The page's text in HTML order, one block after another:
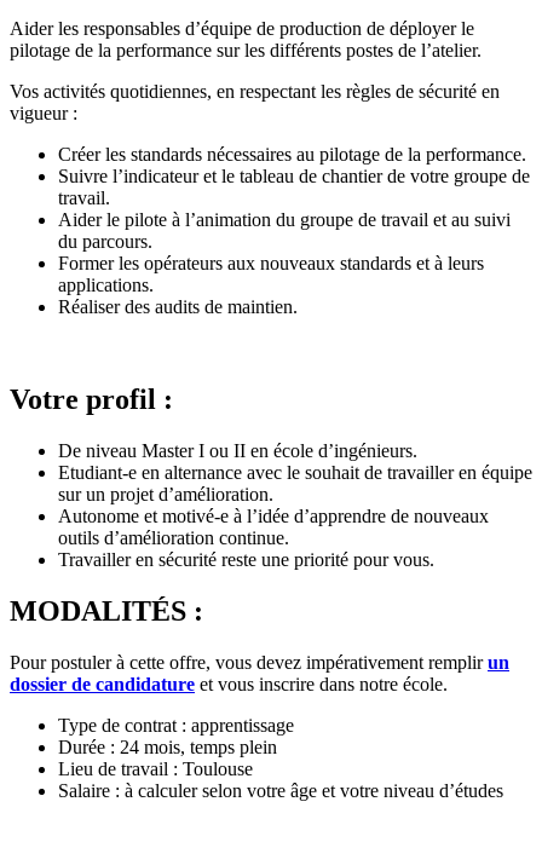
Aider les responsables d’équipe de production de déployer le
pilotage de la performance sur les différents postes de l’atelier.
Vos activités quotidiennes, en respectant les règles de sécurité en
vigueur :
Créer les standards nécessaires au pilotage de la performance.
Suivre l’indicateur et le tableau de chantier de votre groupe de
travail.
Aider le pilote à l’animation du groupe de travail et au suivi
du parcours.
Former les opérateurs aux nouveaux standards et à leurs
applications.
Réaliser des audits de maintien.
Votre profil :
De niveau Master I ou II en école d’ingénieurs.
Etudiant-e en alternance avec le souhait de travailler en équipe
sur un projet d’amélioration.
Autonome et motivé-e à l’idée d’apprendre de nouveaux
outils d’amélioration continue.
Travailler en sécurité reste une priorité pour vous.
MODALITÉS :
Pour postuler à cette offre, vous devez impérativement remplirun
dossier de candidature et vous inscrire dans notre école.
Type de contrat : apprentissage
Durée : 24 mois, temps plein
Lieu de travail : Toulouse
Salaire : à calculer selon votre âge et votre niveau d’études